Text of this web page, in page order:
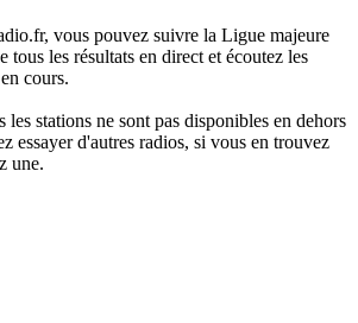
vous pouvez suivre la Ligue majeure
tous les résultats en direct et écoutez les
cours.
les stations ne sont pas disponibles en dehors
essayer d'autres radios, si vous en trouvez
une.